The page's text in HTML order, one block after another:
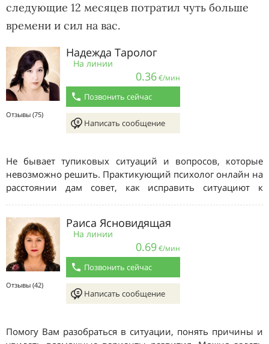
следующие 12 месяцев потратил чуть больше
времени и сил на вас.